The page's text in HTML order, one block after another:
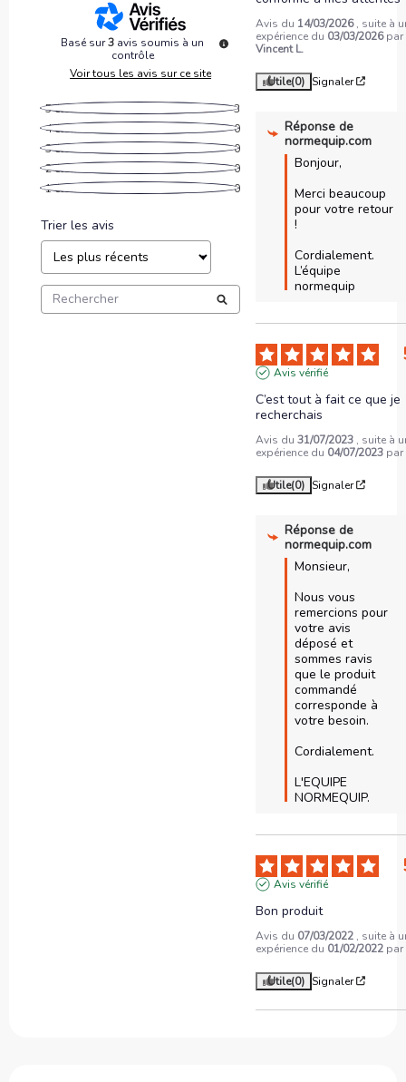
Basé sur3 avis soumis à un
contrôle
Voir tous les avis sur ce site
5étoiles
3
4étoiles
0
3étoiles
0
2étoiles
0
1étoile 0
Trier les avis
Avis du 14/03/2026 , suite à
expérience du 03/03/2026 par
Vincent L.
Utile(0) Signaler
Réponse de
normequip.com
Bonjour,
Merci beaucoup
pour votre retour
!
Cordialement.
L’équipe
normequip
Avis vérifié
C’est tout à fait ce que je
recherchais
Avis du31/07/2023 , suite à
expérience du 04/07/2023 par
Utile(0) Signaler
Réponse de
normequip.com
Monsieur,
Nous vous
remercions pour
votre avis
déposé et
sommes ravis
que le produit
commandé
corresponde à
votre besoin.
Cordialement.
L'EQUIPE
NORMEQUIP.
Avis vérifié
Bon produit
Avis du 07/03/2022 , suite à
expérience du 01/02/2022 par
Utile(0) Signaler